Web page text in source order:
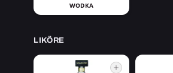
WODKA
LIKÖRE